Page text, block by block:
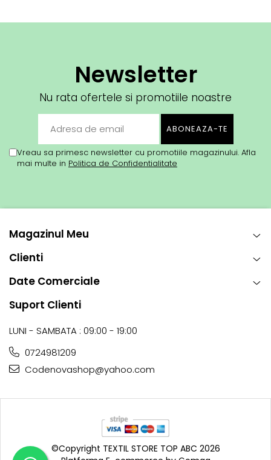
Newsletter
Nu rata ofertele si promotiile noastre
Vreau sa primesc newsletter cu promotiile magazinului. Afla
mai multe in Politica de Confidentialitate
Magazinul Meu
Clienti
Date Comerciale
Suport Clienti
LUNI - SAMBATA : 09:00 - 19:00
0724981209
Codenovashop@yahoo.com
©Copyright TEXTIL STORE TOP ABC 2026